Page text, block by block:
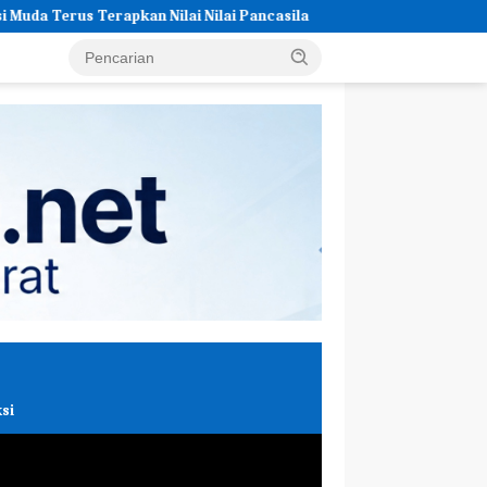
Nilai Pancasila Reri Pambudi Siap Membangun Generasi